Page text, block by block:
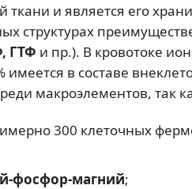
ткани и является его
структурах
ГТФ и пр.). В кровотоке
имеется в составе
макроэлементов, так
300 клеточных
фосфор-магний;